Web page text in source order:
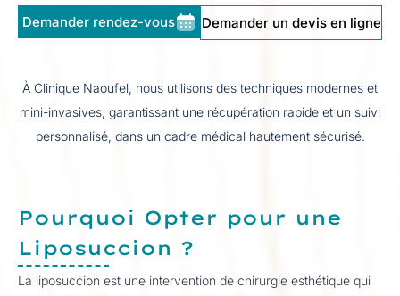
Demander rendez-vous Demander un devis en ligne
À Clinique Naoufel, nous utilisons des techniques modernes et
mini-invasives, garantissant une récupération rapide et un suivi
personnalisé, dans un cadre médical hautement sécurisé.
Pourquoi Opter pour une
Liposuccion ?
La liposuccion est une intervention de chirurgie esthétique qui